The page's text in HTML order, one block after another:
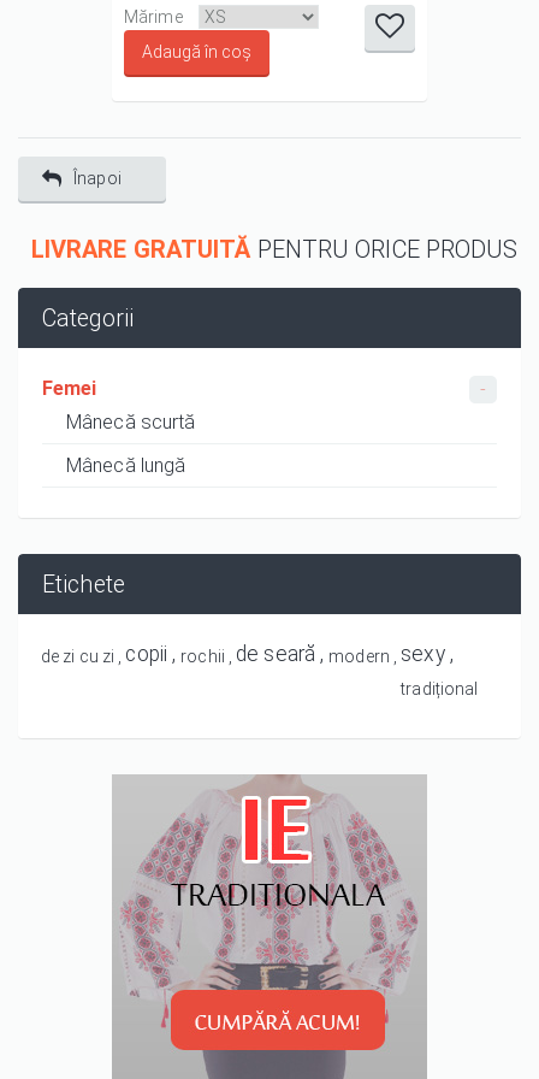
it
1/5
3/5
it
4/5
it
5/5
Mărime
Înapoi
LIVRARE GRATUITĂ PENTRU ORICE PRODUS
Categorii
Femei
Mânecă scurtă
Mânecă lungă
Etichete
de zi cu zi copii rochii de seară modern sexy
tradițional